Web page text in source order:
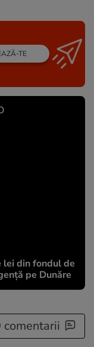
TE
lei din fondul de
pe Dunăre
comentarii